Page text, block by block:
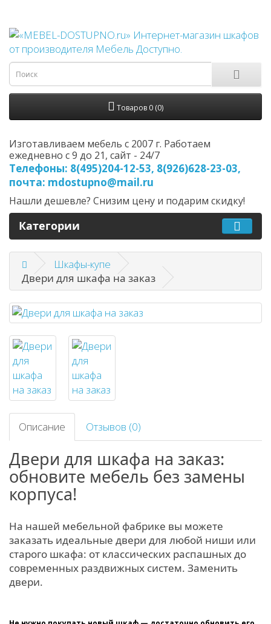
Товаров 0 (0)
Изготавливаем мебель с 2007 г. Работаем
ежедневно с 9 до 21, cайт - 24/7
Телефоны: 8(495)204-12-53, 8(926)628-23-03,
почта: mdostupno@mail.ru
Нашли дешевле? Снизим цену и подарим скидку!
Категории
Шкафы-купе
Двери для шкафа на заказ
Описание Отзывов (0)
Двери для шкафа на заказ:
обновите мебель без замены
корпуса!
На нашей мебельной фабрике вы можете
заказать идеальные двери для любой ниши или
старого шкафа: от классических распашных до
современных раздвижных систем. Заменить
двери.